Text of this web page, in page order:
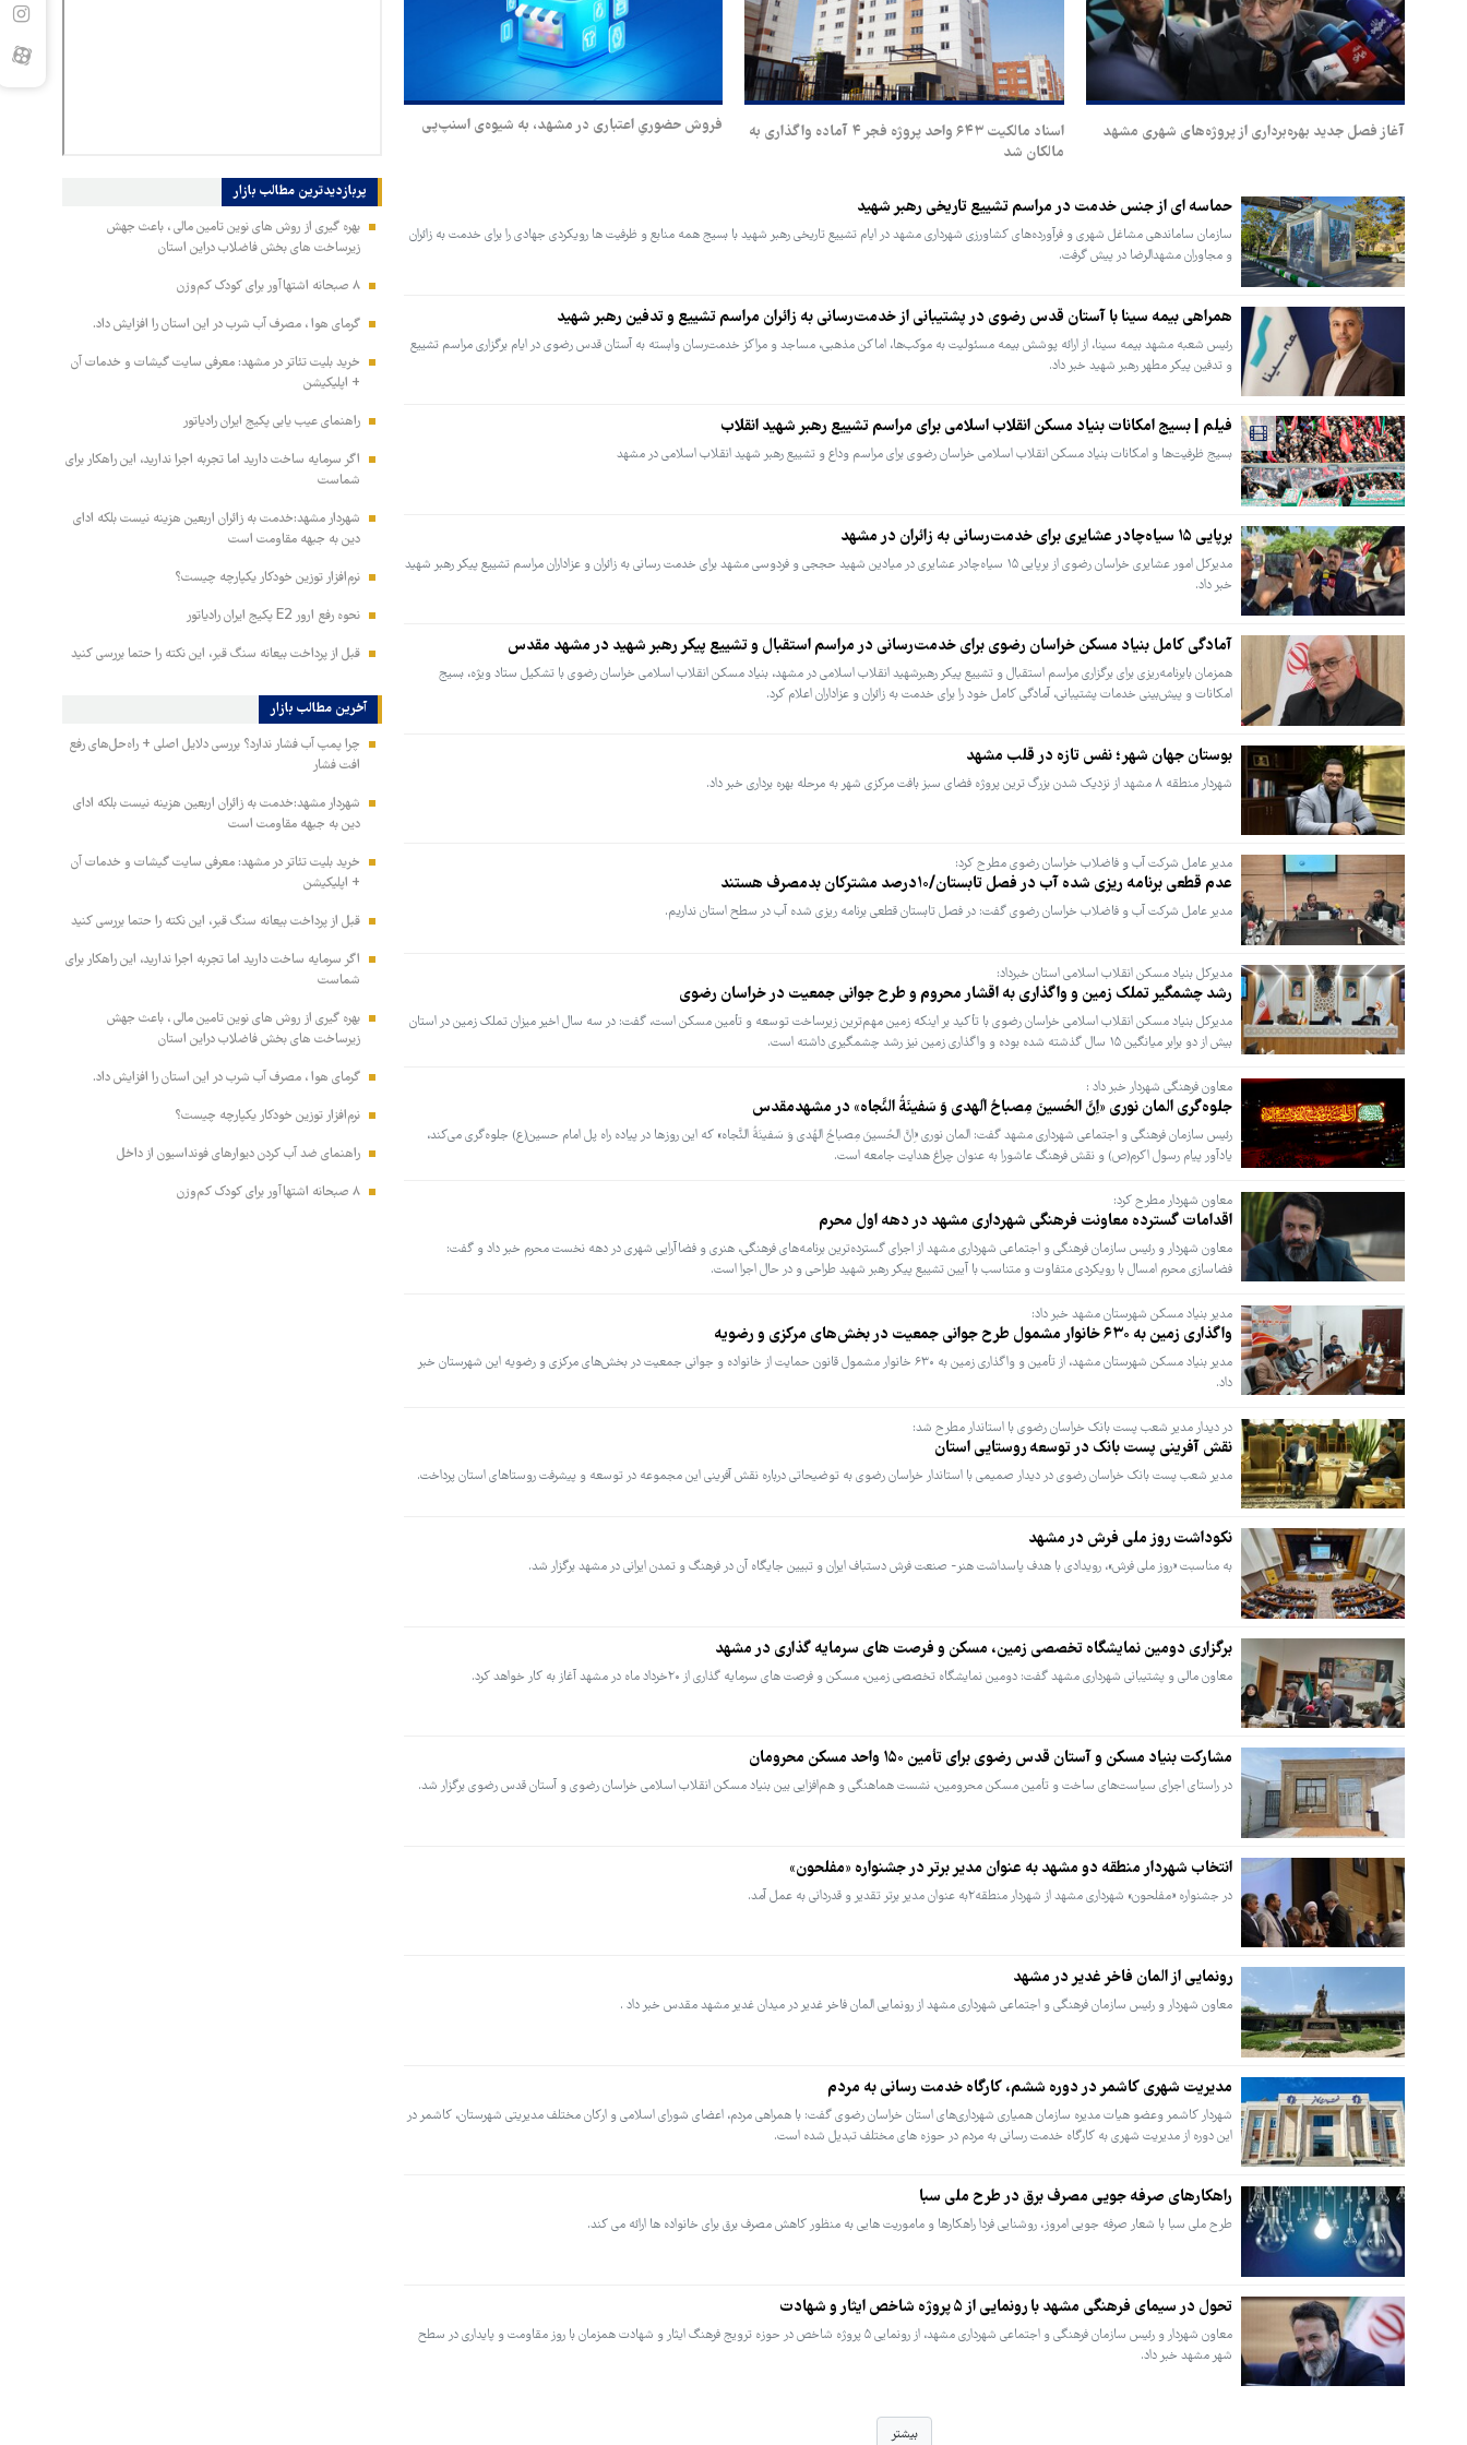
آغاز فصل جدید بهره‌برداری از پروژه‌های شهری مشهد
اسناد مالکیت ۶۴۳ واحد پروژه فجر ۴ آماده واگذاری به
مالکان شد
فروش حضوریِ اعتباری در مشهد، به شیوه‌ی اسنپ‌پی
حماسه ای از جنس خدمت در مراسم تشییع تاریخی رهبر شهید
سازمان ساماندهی مشاغل شهری و فرآورده‌های کشاورزی شهرداری مشهد در ایام تشییع تاریخی رهبر شهید با بسیج همه منابع و ظرفیت ها رویکردی جهادی را برای خدمت به زائران
و مجاوران مشهدالرضا در پیش گرفت.
همراهی بیمه سینا با آستان قدس رضوی در پشتیبانی از خدمت‌رسانی به زائران مراسم تشییع و تدفین رهبر شهید
رئیس شعبه مشهد بیمه سینا، از ارائه پوشش بیمه مسئولیت به موکب‌ها، اماکن مذهبی، مساجد و مراکز خدمت‌رسان وابسته به آستان قدس رضوی در ایام برگزاری مراسم تشییع
و تدفین پیکر مطهر رهبر شهید خبر داد.
فیلم | بسیج امکانات بنیاد مسکن انقلاب اسلامی برای مراسم تشییع رهبر شهید انقلاب
بسیج ظرفیت‌ها و امکانات بنیاد مسکن انقلاب اسلامی خراسان رضوی برای مراسم وداع و تشییع رهبر شهید انقلاب اسلامی در مشهد
برپایی ۱۵ سیاه‌چادر عشایری برای خدمت‌رسانی به زائران در مشهد
مدیرکل امور عشایری خراسان رضوی از برپایی ۱۵ سیاه‌چادر عشایری در میادین شهید حججی و فردوسی مشهد برای خدمت رسانی به زائران و عزاداران مراسم تشییع پیکر رهبر شهید
خبر داد.
آمادگی کامل بنیاد مسکن خراسان رضوی برای خدمت‌رسانی در مراسم استقبال و تشییع پیکر رهبر شهید در مشهد مقدس
همزمان بابرنامه‌ریزی برای برگزاری مراسم استقبال و تشییع پیکر رهبرشهید انقلاب اسلامی در مشهد، بنیاد مسکن انقلاب اسلامی خراسان رضوی با تشکیل ستاد ویژه، بسیج
امکانات و پیش‌بینی خدمات پشتیبانی، آمادگی کامل خود را برای خدمت به زائران و عزاداران اعلام کرد.
بوستان جهان‌ شهر؛ نفس تازه در قلب مشهد
شهردار منطقه ۸ مشهد از نزدیک شدن بزرگ‌ ترین پروژه فضای سبز بافت مرکزی شهر به مرحله بهره‌ برداری خبر داد.
مدیر عامل شرکت آب و فاضلاب خراسان رضوی مطرح کرد:
عدم قطعی برنامه ریزی شده آب در فصل تابستان/۱۰درصد مشترکان بدمصرف هستند
مدیر عامل شرکت آب و فاضلاب خراسان رضوی گفت: در فصل تابستان قطعی برنامه ریزی شده آب در سطح استان نداریم.
مدیرکل بنیاد مسکن انقلاب اسلامی استان خبرداد:
رشد چشمگیر تملک زمین و واگذاری به اقشار محروم و طرح جوانی جمعیت در خراسان رضوی
مدیرکل بنیاد مسکن انقلاب اسلامی خراسان رضوی با تأکید بر اینکه زمین مهم‌ترین زیرساخت توسعه و تأمین مسکن است، گفت: در سه سال اخیر میزان تملک زمین در استان
بیش از دو برابر میانگین ۱۵ سال گذشته شده بوده و واگذاری زمین نیز رشد چشمگیری داشته است.
معاون فرهنگی شهردار خبر داد :
جلوه‌گری المان نوری «اِنَّ الحُسینَ مِصباحُ الهُدی وَ سَفینَةُ النَّجاه» در مشهدمقدس
رئیس سازمان فرهنگی و اجتماعی شهرداری مشهد گفت: المان نوری «ِانَّ الحُسینَ مِصباحُ الهُدی وَ سَفینَةُ النَّجاه» که این روزها در پیاده‌ راه پل امام حسین(ع) جلوه‌گری می‌کند،
یادآور پیام رسول اکرم(ص) و نقش فرهنگ عاشورا به عنوان چراغ هدایت جامعه است.
معاون شهردار مطرح کرد:
اقدامات گسترده معاونت فرهنگی شهرداری مشهد در دهه اول محرم
معاون شهردار و رئیس سازمان فرهنگی و اجتماعی شهرداری مشهد از اجرای گسترده‌ترین برنامه‌های فرهنگی، هنری و فضاآرایی شهری در دهه نخست محرم خبر داد و گفت:
فضاسازی محرم امسال با رویکردی متفاوت و متناسب با آیین تشییع پیکر رهبر شهید طراحی و در حال اجرا است.
مدیر بنیاد مسکن شهرستان مشهد خبر داد:
واگذاری زمین به ۶۳۰ خانوار مشمول طرح جوانی جمعیت در بخش‌های مرکزی و رضویه
مدیر بنیاد مسکن شهرستان مشهد، از تأمین و واگذاری زمین به ۶۳۰ خانوار مشمول قانون حمایت از خانواده و جوانی جمعیت در بخش‌های مرکزی و رضویه این شهرستان خبر
داد.
در دیدار مدیر شعب پست بانک خراسان رضوی با استاندار مطرح شد:
نقش آفرینی پست بانک در توسعه روستایی استان
مدیر شعب پست بانک خراسان رضوی در دیدار صمیمی با استاندار خراسان رضوی به توضیحاتی درباره نقش آفرینی این مجموعه در توسعه و پیشرفت روستاهای استان پرداخت.
نکوداشت روز ملی فرش در مشهد
به مناسبت «روز ملی فرش»، رویدادی با هدف پاسداشت هنر- صنعت فرش دستباف ایران و تبیین جایگاه آن در فرهنگ و تمدن ایرانی در مشهد برگزار شد.
برگزاری دومین نمایشگاه تخصصی زمین، مسکن و فرصت های سرمایه گذاری در مشهد
معاون مالی و پشتیبانی شهرداری مشهد گفت: دومین نمایشگاه تخصصی زمین، مسکن و فرصت های سرمایه گذاری از ۲۰خرداد ماه در مشهد آغاز به کار خواهد کرد.
مشارکت بنیاد مسکن و آستان قدس رضوی برای تأمین ۱۵۰ واحد مسکن محرومان
در راستای اجرای سیاست‌های ساخت و تأمین مسکن محرومین، نشست هماهنگی و هم‌افزایی بین بنیاد مسکن انقلاب اسلامی خراسان رضوی و آستان قدس رضوی برگزار شد.
انتخاب شهردار منطقه دو مشهد به عنوان مدیر برتر در جشنواره «مفلحون»
در جشنواره «مفلحون» شهرداری مشهد از شهردار منطقه۲به عنوان مدیر برتر تقدیر و قدردانی به عمل آمد.
رونمایی از المان فاخر غدیر در مشهد
معاون شهردار و رئیس سازمان فرهنگی و اجتماعی شهرداری مشهد از رونمایی المان فاخر غدیر در میدان غدیر مشهد مقدس خبر داد .
مدیریت شهری کاشمر در دوره ششم، کارگاه خدمت رسانی به مردم
شهردار کاشمر وعضو هیات مدیره سازمان همیاری شهرداری‌های استان خراسان رضوی گفت: با همراهی مردم، اعضای شورای اسلامی و ارکان مختلف مدیریتی شهرستان، کاشمر در
این دوره از مدیریت شهری به کارگاه خدمت رسانی به مردم در حوزه های مختلف تبدیل شده است.
راهکارهای صرفه جویی مصرف برق در طرح ملی سبا
طرح ملی سبا با شعار صرفه جویی امروز، روشنایی فردا راهکارها و ماموریت هایی به منظور کاهش مصرف برق برای خانواده ها ارائه می کند.
تحول در سیمای فرهنگی مشهد با رونمایی از ۵ پروژه شاخص ایثار و شهادت
معاون شهردار و رئیس سازمان فرهنگی و اجتماعی شهرداری مشهد، از رونمایی ۵ پروژه شاخص در حوزه ترویج فرهنگ ایثار و شهادت همزمان با روز مقاومت و پایداری در سطح
شهر مشهد خبر داد.
بیشتر
پربازدیدترین‌ مطالب بازار
بهره گیری از روش های نوین تامین مالی ، باعث جهش
زیرساخت های بخش فاضلاب دراین استان
۸ صبحانه اشتهاآور برای کودک کم‌وزن
گرمای هوا ، مصرف آب شرب در این استان را افزایش داد.
خرید بلیت تئاتر در مشهد: معرفی سایت گیشات و خدمات آن
+ اپلیکیشن
راهنمای عیب یابی پکیج ایران رادیاتور
اگر سرمایه ساخت دارید اما تجربه اجرا ندارید، این راهکار برای
شماست
شهردار مشهد:خدمت به زائران اربعین هزینه نیست بلکه ادای
دین به جبهه مقاومت است
نرم‌افزار توزین خودکار یکپارچه چیست؟
نحوه رفع ارور E2 پکیج ایران رادیاتور
قبل از پرداخت بیعانه سنگ قبر، این نکته را حتما بررسی کنید
آخرین مطالب بازار
چرا پمپ آب فشار ندارد؟ بررسی دلایل اصلی + راه‌حل‌های رفع
افت فشار
شهردار مشهد:خدمت به زائران اربعین هزینه نیست بلکه ادای
دین به جبهه مقاومت است
خرید بلیت تئاتر در مشهد: معرفی سایت گیشات و خدمات آن
+ اپلیکیشن
قبل از پرداخت بیعانه سنگ قبر، این نکته را حتما بررسی کنید
اگر سرمایه ساخت دارید اما تجربه اجرا ندارید، این راهکار برای
شماست
بهره گیری از روش های نوین تامین مالی ، باعث جهش
زیرساخت های بخش فاضلاب دراین استان
گرمای هوا ، مصرف آب شرب در این استان را افزایش داد.
نرم‌افزار توزین خودکار یکپارچه چیست؟
راهنمای ضد آب کردن دیوارهای فونداسیون از داخل
۸ صبحانه اشتهاآور برای کودک کم‌وزن